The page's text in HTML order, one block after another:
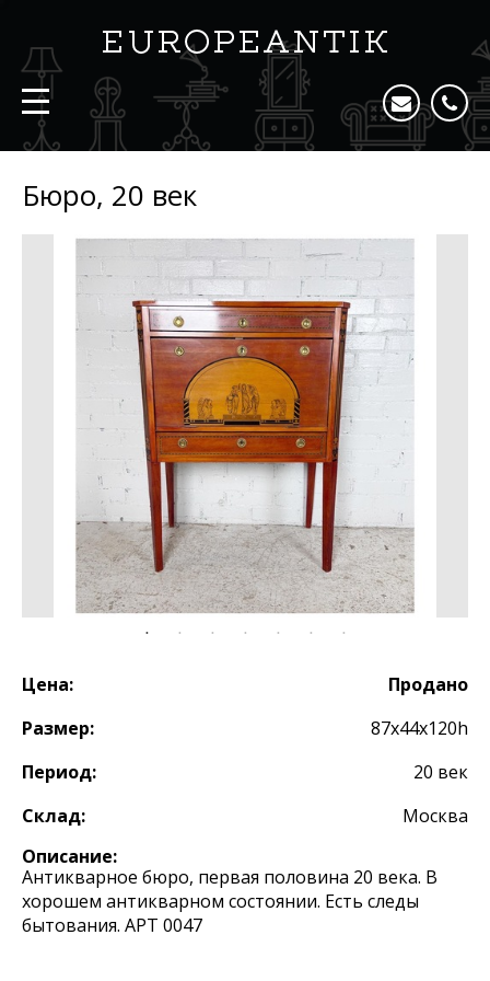
Бюро, 20 век
Цена:
Продано
Размер:
87х44х120h
Период:
20 век
Склад:
Москва
Описание:
Антикварное бюро, первая половина 20 века. В
хорошем антикварном состоянии. Есть следы
бытования. АРТ 0047